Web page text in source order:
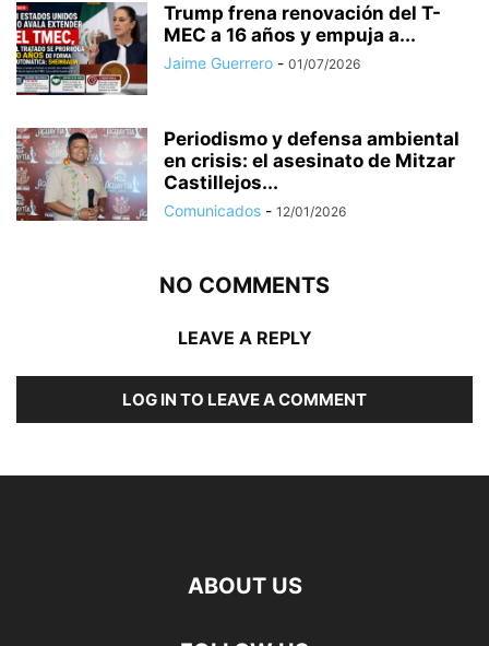
Trump frena renovación del T-
MEC a 16 años y empuja a...
Jaime Guerrero - 01/07/2026
Periodismo y defensa ambiental
en crisis: el asesinato de Mitzar
Castillejos...
Comunicados - 12/01/2026
NO COMMENTS
LEAVE A REPLY
LOG IN TO LEAVE A COMMENT
ABOUT US